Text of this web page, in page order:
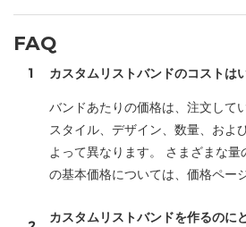
FAQ
1 カスタムリストバンドのコストは
バンドあたりの価格は、注文して
スタイル、デザイン、数量、およ
よって異なります。 さまざまな
の基本価格については、価格ペー
カスタムリストバンドを作るのに